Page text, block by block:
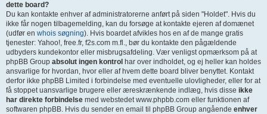
dette board?
Du kan kontakte enhver af administratorerne anført på siden "Holdet". Hvis du
ikke får nogen tilbagemelding, kan du forsøge at kontakte ejeren af domænet
(udfør en whois søgning). Hvis boardet afvikles hos en af de mange gratis
tjenester: Yahoo!, free.fr, f2s.com m.fl., bør du kontakte den pågældende
udbyders kundekontor eller misbrugsafdeling. Vær venligst opmærksom på at
phpBB Group absolut ingen kontrol har over indholdet, og ej heller kan holdes
ansvarlige for hvordan, hvor eller af hvem dette board bliver benyttet. Kontakt
derfor ikke phpBB Limited i forbindelse med eventuelle ulovligheder, eller for at
få stoppet uansvarlige brugere eller æreskrænkende indlæg, hvis disse ikke
har direkte forbindelse med webstedet www.phpbb.com eller funktionen af
softwaren phpBB. Hvis du sender en email til phpBB Group angående enhver